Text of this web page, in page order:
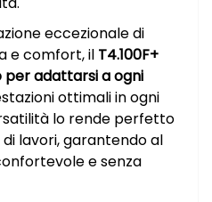
eccezionale di
e comfort, il T4.100F+
adattarsi a ogni
ottimali in ogni
lo rende perfetto
lavori, garantendo al
e senza